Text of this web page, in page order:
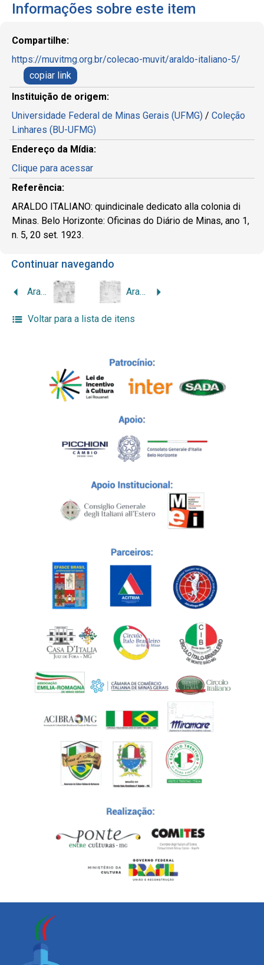
Informações sobre este item
Compartilhe:
https://muvitmg.org.br/colecao-muvit/araldo-italiano-5/
copiar link
Instituição de origem:
Universidade Federal de Minas Gerais (UFMG) / Coleção
Linhares (BU-UFMG)
Endereço da Mídia:
Clique para acessar
Referência:
ARALDO ITALIANO: quindicinale dedicato alla colonia di
Minas. Belo Horizonte: Oficinas do Diário de Minas, ano 1,
n. 5, 20 set. 1923.
Continuar navegando
Araldo Italiano, 1923, n. 4 Araldo Italiano, 1923, n. 6
Voltar para a lista de itens